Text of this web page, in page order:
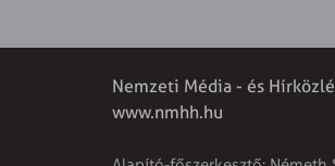
Nemzeti Média - és
www.nmhh.hu